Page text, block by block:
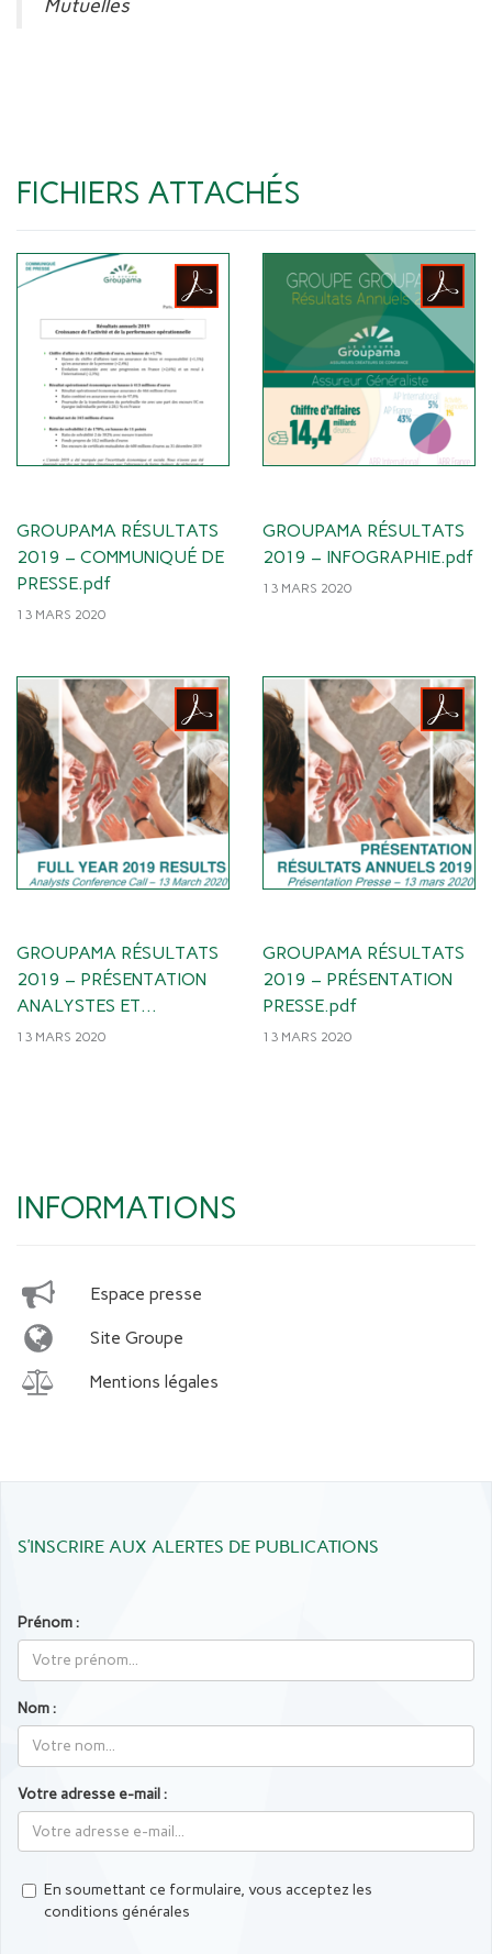
FICHIERS ATTACHÉS
GROUPAMA RÉSULTATS
2019 – COMMUNIQUÉ DE
PRESSE.pdf
13 MARS 2020
GROUPAMA RÉSULTATS
2019 – INFOGRAPHIE.pdf
13 MARS 2020
GROUPAMA RÉSULTATS
2019 – PRÉSENTATION
ANALYSTES ET
INVESTISSEURS.pdf
13 MARS 2020
GROUPAMA RÉSULTATS
2019 – PRÉSENTATION
PRESSE.pdf
13 MARS 2020
INFORMATIONS
Espace presse
Site Groupe
Mentions légales
S’INSCRIRE AUX ALERTES DE PUBLICATIONS
Prénom :
Nom :
Votre adresse e-mail :
En soumettant ce formulaire, vous acceptez les
conditions générales